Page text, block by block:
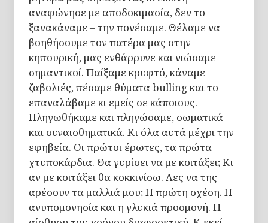
αναφώνησε με αποδοκιμασία, δεν το
ξανακάναμε – την πονέσαμε. Θέλαμε να
βοηθήσουμε τον πατέρα μας στην
κηπουρική, μας ενθάρρυνε και νιώσαμε
σημαντικοί. Παίξαμε κρυφτό, κάναμε
ζαβολιές, πέσαμε θύματα bulling και το
επαναλάβαμε κι εμείς σε κάποιους.
Πληγωθήκαμε και πληγώσαμε, σωματικά
και συναισθηματικά. Κι όλα αυτά μέχρι την
εφηβεία. Οι πρώτοι έρωτες, τα πρώτα
χτυποκάρδια. Θα γυρίσει να με κοιτάξει; Κι
αν με κοιτάξει θα κοκκινίσω. Λες να της
αρέσουν τα μαλλιά μου; Η πρώτη σχέση. Η
ανυπομονησία και η γλυκιά προσμονή. Η